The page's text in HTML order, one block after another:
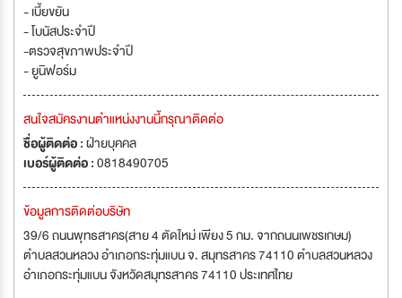
- เบี้ยขยัน
- โบนัสประจำปี
-ตรวจสุขภาพประจำปี
- ยูนิฟอร์ม
สนใจสมัครงานตำแหน่งงานนี้กรุณาติดต่อ
ชื่อผู้ติดต่อ :ฝ่ายบุคคล
เบอร์ผู้ติดต่อ :0818490705
ข้อมูลการติดต่อบริษัท
39/6 ถนนพุทธสาคร(สาย 4 ตัดใหม่ เพียง 5 กม. จากถนนเพชรเกษม)
ตำบลสวนหลวง อำเภอกระทุ่มแบน จ. สมุทรสาคร 74110 ตำบลสวนหลวง
อำเภอกระทุ่มแบน จังหวัดสมุทรสาคร 74110 ประเทศไทย